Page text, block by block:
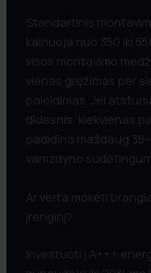
Standartinis
kainuoja nuo 350 iki
visos montavimo
vienas gręžimas per
paleidimas. Jei
didesnis, kiekvienas
padidina maždaug
vamzdyno
Ar verta mokėti
įrenginį?
Investuoti į A+++